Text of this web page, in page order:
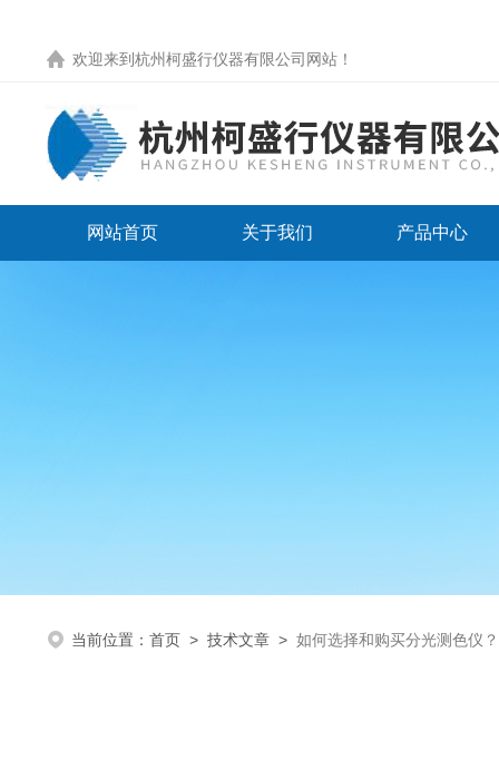
欢迎来到 杭州柯盛行仪器有限公司网站 ！
网站首页 关于我们 产品中心
当前位置： 首页 > 技术文章 > 如何选择和购买分光测色仪？